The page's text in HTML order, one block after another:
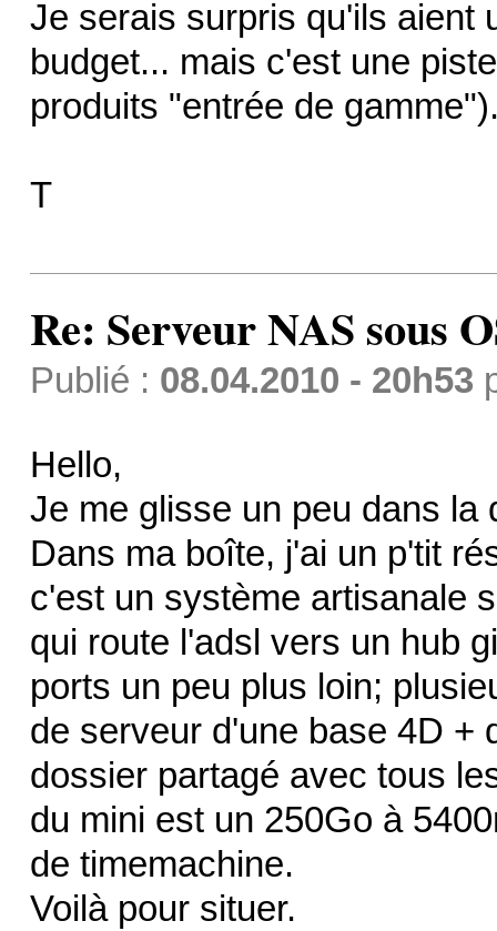
Je serais surpris qu'ils aient
budget... mais c'est une
produits "entrée de
T
Re: Serveur NAS sous
Publié : 08.04.2010 - 20h53
Hello,
Je me glisse un peu dans la
Dans ma boîte, j'ai un p'tit
c'est un système artisanale
qui route l'adsl vers un hub
ports un peu plus loin;
de serveur d'une base 4D +
dossier partagé avec tous
du mini est un 250Go à
de timemachine.
Voilà pour situer.